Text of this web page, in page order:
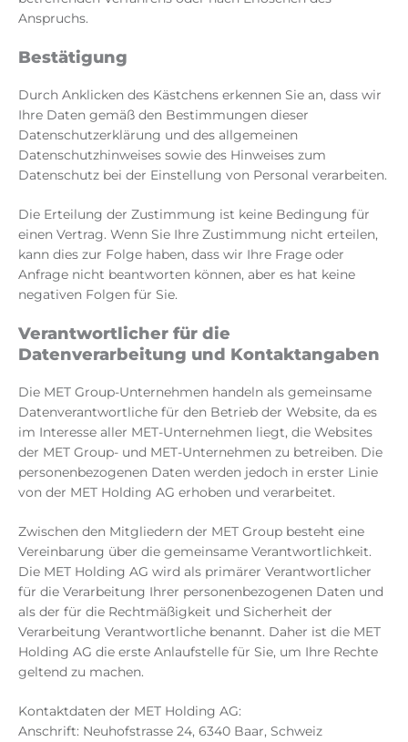
Anspruchs.
Bestätigung
Durch Anklicken des Kästchens erkennen Sie an, dass wir
Ihre Daten gemäß den Bestimmungen dieser
Datenschutzerklärung und des allgemeinen
Datenschutzhinweises sowie des Hinweises zum
Datenschutz bei der Einstellung von Personal verarbeiten.
Die Erteilung der Zustimmung ist keine Bedingung für
einen Vertrag. Wenn Sie Ihre Zustimmung nicht erteilen,
kann dies zur Folge haben, dass wir Ihre Frage oder
Anfrage nicht beantworten können, aber es hat keine
negativen Folgen für Sie.
Verantwortlicher für die
Datenverarbeitung und Kontaktangaben
Die MET Group-Unternehmen handeln als gemeinsame
Datenverantwortliche für den Betrieb der Website, da es
im Interesse aller MET-Unternehmen liegt, die Websites
der MET Group- und MET-Unternehmen zu betreiben. Die
personenbezogenen Daten werden jedoch in erster Linie
von der MET Holding AG erhoben und verarbeitet.
Zwischen den Mitgliedern der MET Group besteht eine
Vereinbarung über die gemeinsame Verantwortlichkeit.
Die MET Holding AG wird als primärer Verantwortlicher
für die Verarbeitung Ihrer personenbezogenen Daten und
als der für die Rechtmäßigkeit und Sicherheit der
Verarbeitung Verantwortliche benannt. Daher ist die MET
Holding AG die erste Anlaufstelle für Sie, um Ihre Rechte
geltend zu machen.
Kontaktdaten der MET Holding AG:
Anschrift: Neuhofstrasse 24, 6340 Baar, Schweiz